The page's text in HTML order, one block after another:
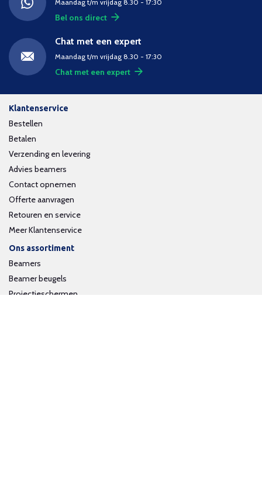
Maandag t/m vrijdag 8.30 - 17:30
Bel ons direct
Chat met een expert
Maandag t/m vrijdag 8.30 - 17:30
Chat met een expert
Klantenservice
Bestellen
Betalen
Verzending en levering
Advies beamers
Contact opnemen
Offerte aanvragen
Retouren en service
Meer Klantenservice
Ons assortiment
Beamers
Beamer beugels
Projectieschermen